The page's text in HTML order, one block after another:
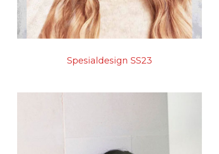
Spesialdesign SS23